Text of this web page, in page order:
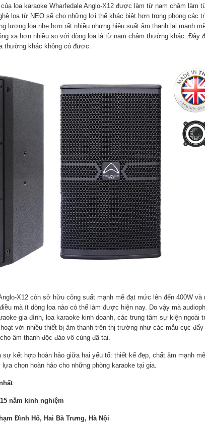
loa karaoke Wharfedale Anglo-X12 được làm từ nam châm làm
loa từ NEO sẽ cho những lợi thế khác biệt hơn trong phong các
lượng loa nhẹ hơn rất nhiều nhưng hiệu suất âm thanh lại mạnh
xa hơn nhiều so với dòng loa là từ nam châm thường khác. Đây
thường khác không có được.
X12 còn sở hữu công suất mạnh mẽ đạt mức lên đến 400W và
mà ít dòng loa nào có thể làm được hiện nay. Do vậy mà
gia đình, loa karaoke kinh doanh, các trung tâm sự kiện ngoài
với nhiều thiết bị âm thanh trên thị trường như các mẫu cục đẩy
âm thanh độc đáo vô cùng đã tai.
sự kết hợp hoàn hảo giữa hai yếu tố: thiết kế đẹp, chất âm mạnh
chọn hoàn hảo cho những phòng karaoke tại gia.
năm kinh nghiệm
Đình Hổ, Hai Bà Trưng, Hà Nội